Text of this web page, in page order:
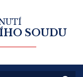
SOUDU